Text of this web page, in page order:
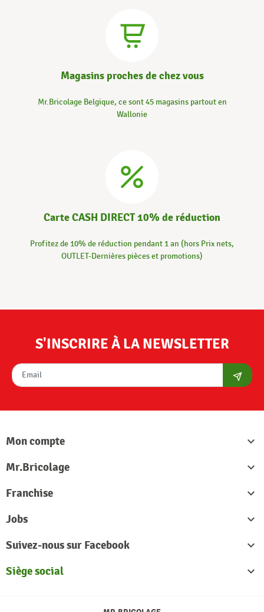
Magasins proches de chez vous
Mr.Bricolage Belgique, ce sont 45 magasins partout en
Wallonie
Carte CASH DIRECT 10% de réduction
Profitez de 10% de réduction pendant 1 an (hors Prix nets,
OUTLET-Dernières pièces et promotions)
S'INSCRIRE À LA NEWSLETTER
Mon compte

Mr.Bricolage

Franchise

Jobs

Suivez-nous sur Facebook

Siège social
